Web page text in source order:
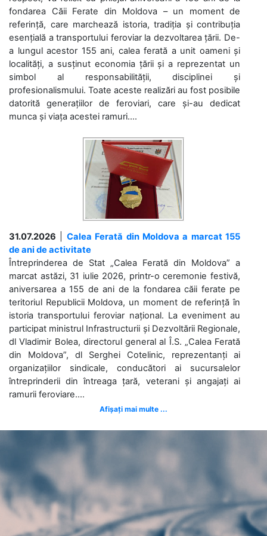
fondarea Căii Ferate din Moldova – un moment de
referință, care marchează istoria, tradiția și contribuția
esențială a transportului feroviar la dezvoltarea țării. De-
a lungul acestor 155 ani, calea ferată a unit oameni și
localități, a susținut economia țării și a reprezentat un
simbol al responsabilității, disciplinei și
profesionalismului. Toate aceste realizări au fost posibile
datorită generațiilor de feroviari, care și-au dedicat
munca și viața acestei ramuri....
31.07.2026
Calea Ferată din Moldova a marcat 155
de ani de activitate
Întreprinderea de Stat „Calea Ferată din Moldova” a
marcat astăzi, 31 iulie 2026, printr-o ceremonie festivă,
aniversarea a 155 de ani de la fondarea căii ferate pe
teritoriul Republicii Moldova, un moment de referință în
istoria transportului feroviar național. La eveniment au
participat ministrul Infrastructurii și Dezvoltării Regionale,
dl Vladimir Bolea, directorul general al Î.S. „Calea Ferată
din Moldova”, dl Serghei Cotelinic, reprezentanți ai
organizațiilor sindicale, conducători ai sucursalelor
întreprinderii din întreaga țară, veterani și angajați ai
ramurii feroviare....
Afișați mai multe ...